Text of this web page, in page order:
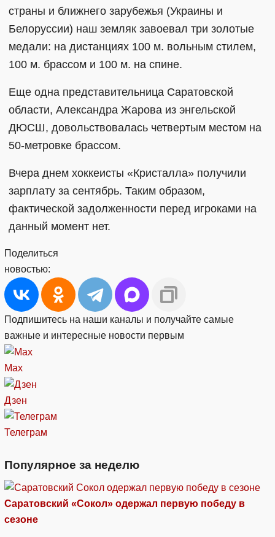
страны и ближнего зарубежья (Украины и
Белоруссии) наш земляк завоевал три золотые
медали: на дистанциях 100 м. вольным стилем,
100 м. брассом и 100 м. на спине.
Еще одна представительница Саратовской
области, Александра Жарова из энгельской
ДЮСШ, довольствовалась четвертым местом на
50-метровке брассом.
Вчера днем хоккеисты «Кристалла» получили
зарплату за сентябрь. Таким образом,
фактической задолженности перед игроками на
данный момент нет.
Поделиться
новостью:
Подпишитесь на наши каналы и получайте самые
важные и интересные новости первым
Max
Дзен
Телеграм
Популярное за неделю
Саратовский «Сокол» одержал первую победу в
сезоне